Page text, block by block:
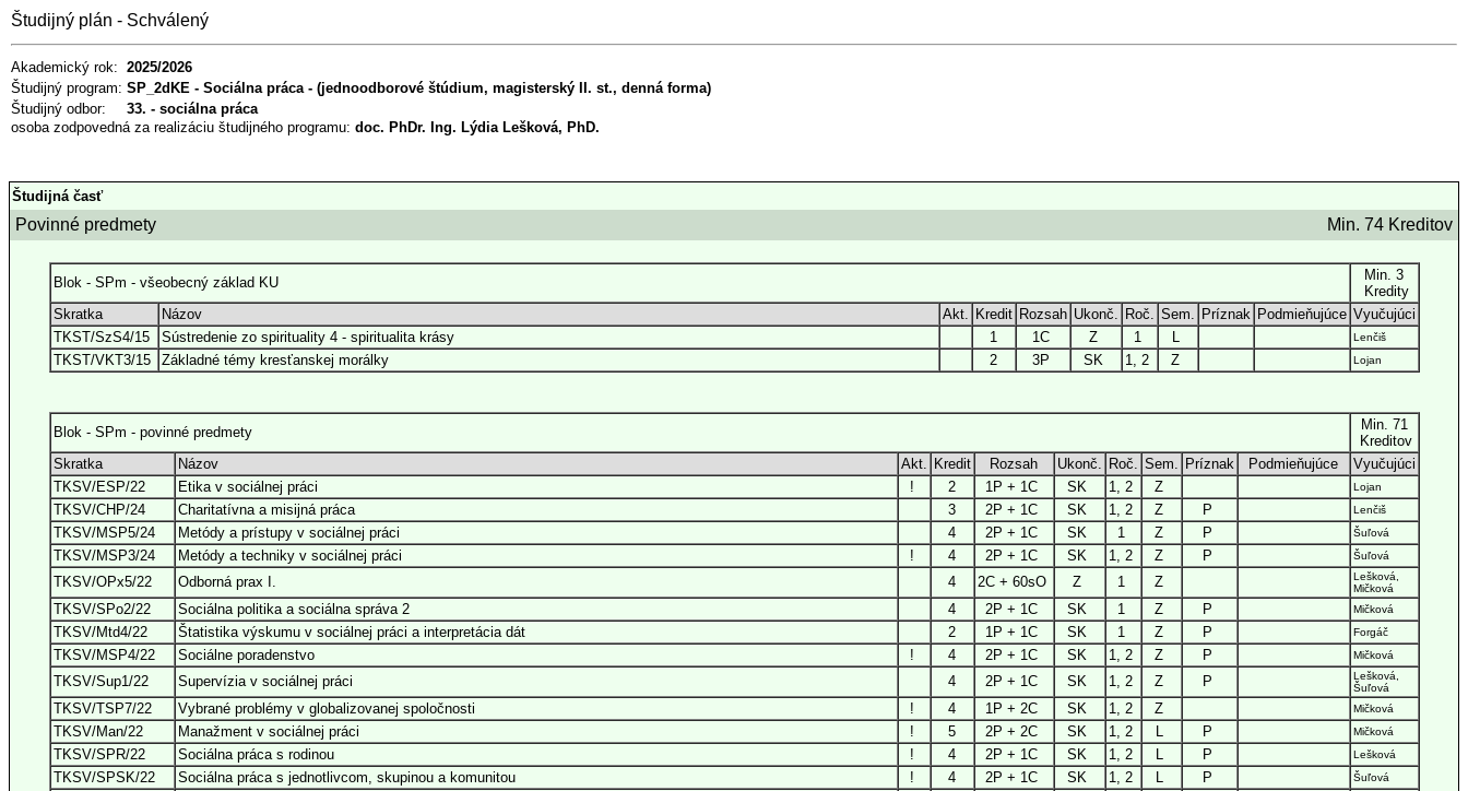
Študijný plán - Schválený
Akademický rok: 2025/2026
Študijný program: SP_2dKE - Sociálna práca - (jednoodborové štúdium, magisterský II. st., denná forma)
Študijný odbor:
33. - sociálna práca
osoba zodpovedná za realizáciu študijného programu: doc. PhDr. Ing. Lýdia Lešková, PhD.
Študijná časť
Povinné predmety Min. 74 Kreditov
Blok - SPm - všeobecný základ KU
Min. 3
Kredity
Skratka
Názov Akt. Kredit Rozsah Ukonč. Roč. Sem. Príznak Podmieňujúce Vyučujúci
TKST/SzS4/15
Sústredenie zo spirituality 4 - spiritualita krásy 1 1C Z 1 L Lenčiš
TKST/VKT3/15 Základné témy kresťanskej morálky 2 3P SK 1, 2 Z Lojan
Blok - SPm - povinné predmety
Min. 71
Kreditov
Skratka
Názov Akt. Kredit Rozsah Ukonč. Roč. Sem. Príznak Podmieňujúce
Vyučujúci
TKSV/ESP/22
Etika v sociálnej práci ! 2 1P + 1C SK 1, 2 Z Lojan
TKSV/CHP/24 Charitatívna a misijná práca 3 2P + 1C SK 1, 2 Z P Lenčiš
TKSV/MSP5/24 Metódy a prístupy v sociálnej práci 4 2P + 1C SK 1 Z P Šuľová
TKSV/MSP3/24 Metódy a techniky v sociálnej práci ! 4 2P + 1C SK 1, 2 Z P Šuľová
TKSV/OPx5/22 Odborná prax I. 4 2C + 60sO Z 1 Z
Lešková,
Mičková
TKSV/SPo2/22 Sociálna politika a sociálna správa 2 4 2P + 1C SK 1 Z P Mičková
TKSV/Mtd4/22 Štatistika výskumu v sociálnej práci a interpretácia dát 2 1P + 1C SK 1 Z P Forgáč
TKSV/MSP4/22 Sociálne poradenstvo ! 4 2P + 1C SK 1, 2 Z P Mičková
TKSV/Sup1/22 Supervízia v sociálnej práci 4 2P + 1C SK 1, 2 Z P
Lešková,
Šuľová
TKSV/TSP7/22 Vybrané problémy v globalizovanej spoločnosti ! 4 1P + 2C SK 1, 2 Z Mičková
TKSV/Man/22 Manažment v sociálnej práci ! 5 2P + 2C SK 1, 2 L P Mičková
TKSV/SPR/22 Sociálna práca s rodinou ! 4 2P + 1C SK 1, 2 L P Lešková
TKSV/SPSK/22 Sociálna práca s jednotlivcom, skupinou a komunitou ! 4 2P + 1C SK 1, 2 L P Šuľová